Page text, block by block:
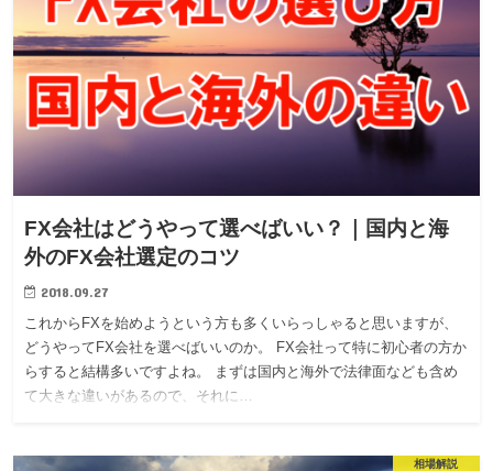
FX会社はどうやって選べばいい？｜国内と海
外のFX会社選定のコツ
2018.09.27
これからFXを始めようという方も多くいらっしゃると思いますが、
どうやってFX会社を選べばいいのか。 FX会社って特に初心者の方か
らすると結構多いですよね。 まずは国内と海外で法律面なども含め
て大きな違いがあるので、それに…
相場解説